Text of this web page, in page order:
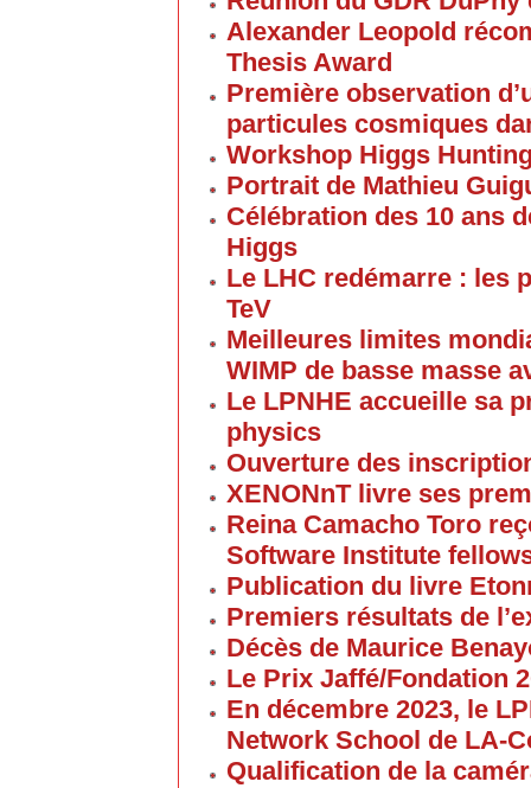
Alexander Leopold
Thesis Award
Première observation
particules cosmiques
Workshop Higgs
Portrait de Mathieu
Célébration des 10 ans
Higgs
Le LHC redémarre : les
TeV
Meilleures limites
WIMP de basse masse
Le LPNHE accueille sa
physics
Ouverture des
XENONnT livre ses
Reina Camacho Toro
Software Institute
Publication du livre
Premiers résultats de
Décès de Maurice
Le Prix Jaffé/Fondation
En décembre 2023, le
Network School de LA-
Qualification de la